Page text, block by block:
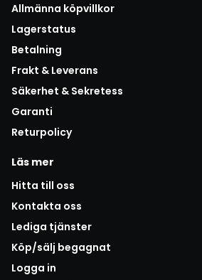
Allmänna köpvillkor
Lagerstatus
Betalning
Frakt & Leverans
Säkerhet & Sekretess
Garanti
Returpolicy
Läs mer
Hitta till oss
Kontakta oss
Lediga tjänster
Köp/sälj begagnat
Logga in